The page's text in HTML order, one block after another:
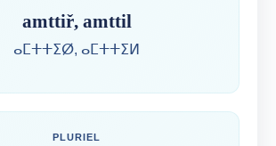
amttiř, amttil
ⴰⵎⵜⵜⵉⵁ, ⴰⵎⵜⵜⵉⵍ
PLURIEL